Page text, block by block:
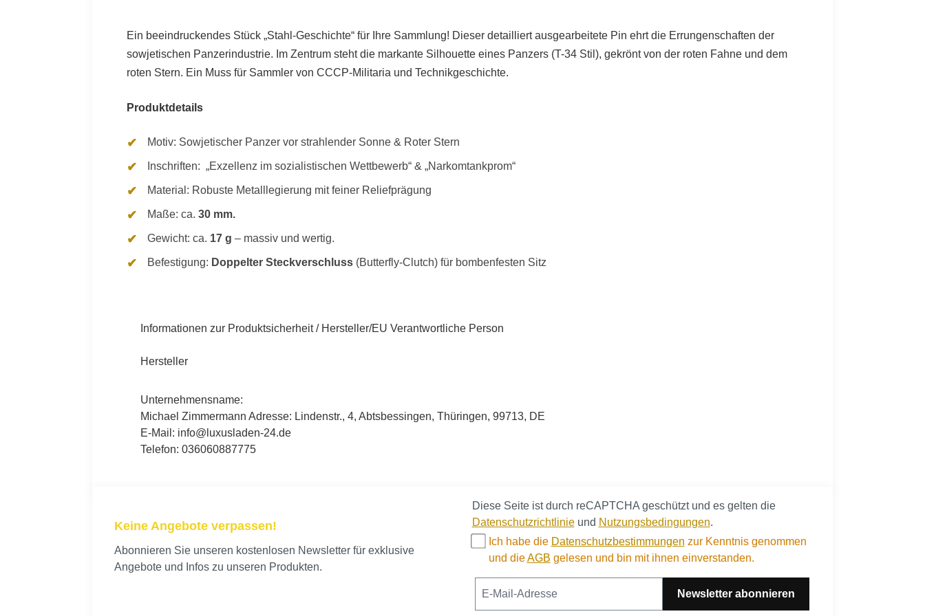
Ein beeindruckendes Stück „Stahl-Geschichte“ für Ihre Sammlung! Dieser detailliert ausgearbeitete Pin ehrt die Errungenschaften der
sowjetischen Panzerindustrie. Im Zentrum steht die markante Silhouette eines Panzers (T-34 Stil), gekrönt von der roten Fahne und dem
roten Stern. Ein Muss für Sammler von CCCP-Militaria und Technikgeschichte.
Produktdetails
Motiv: Sowjetischer Panzer vor strahlender Sonne & Roter Stern
Inschriften: „Exzellenz im sozialistischen Wettbewerb“ & „Narkomtankprom“
Material : Robuste Metalllegierung mit feiner Reliefprägung
Maße: ca.30 mm.
Gewicht: ca. 17 g – massiv und wertig.
Befestigung: Doppelter Steckverschluss (Butterfly-Clutch) für bombenfesten Sitz
Informationen zur Produktsicherheit / Hersteller/EU Verantwortliche Person
Hersteller
Unternehmensname:
Michael Zimmermann Adresse: Lindenstr., 4, Abtsbessingen, Thüringen, 99713, DE
E-Mail: info@luxusladen-24.de
Telefon: 036060887775
Keine Angebote verpassen!
Abonnieren Sie unseren kostenlosen Newsletter für exklusive
Angebote und Infos zu unseren Produkten.
Diese Seite ist durch reCAPTCHA geschützt und es gelten die
Datenschutzrichtlinieund Nutzungsbedingungen.
Ich habe die Datenschutzbestimmungen zur Kenntnis genommen
und dieAGB gelesen und bin mit ihnen einverstanden.
Newsletter abonnieren